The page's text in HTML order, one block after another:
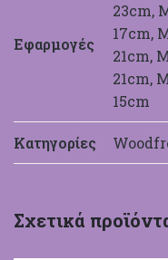
Εφαρμογές
23cm,
17cm,
21cm,
21cm,
15cm
Κατηγορίες
Σχετικά